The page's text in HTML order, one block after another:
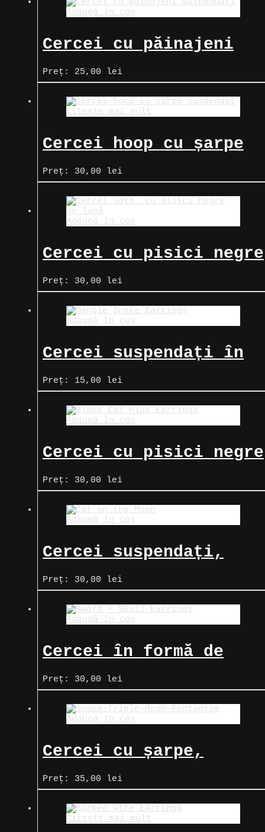
Adaugă în coș
Cercei cu păinajeni
suspendați
Preț: 25,00 lei
Citește mai mult
Cercei hoop cu șarpe
suspendat
Preț: 30,00 lei
Adaugă în coș
Cercei cu pisici negre
pe lună
Preț: 30,00 lei
Adaugă în coș
Cercei suspendați în
formă de șarpe
Preț: 15,00 lei
Adaugă în coș
Cercei cu pisici negre
Preț: 30,00 lei
Adaugă în coș
Cercei suspendați,
negri, cu pisici pe
lună
Preț: 30,00 lei
Adaugă în coș
Cercei în formă de
sabie, cu craniu
încrustat pe mâner
Preț: 30,00 lei
Adaugă în coș
Cercei cu șarpe,
pentagramă și Luna
Triplă
Preț: 35,00 lei
Citește mai mult